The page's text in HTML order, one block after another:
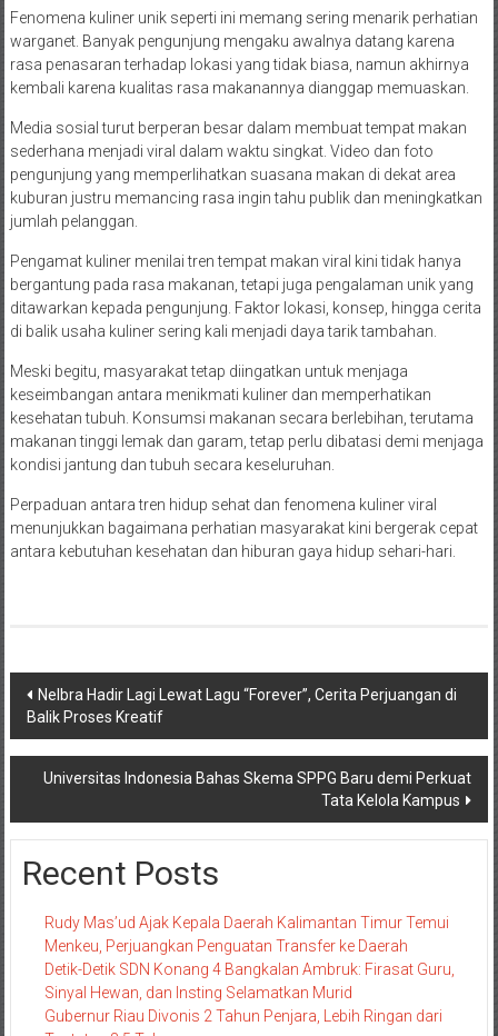
Fenomena kuliner unik seperti ini memang sering menarik perhatian
warganet. Banyak pengunjung mengaku awalnya datang karena
rasa penasaran terhadap lokasi yang tidak biasa, namun akhirnya
kembali karena kualitas rasa makanannya dianggap memuaskan.
Media sosial turut berperan besar dalam membuat tempat makan
sederhana menjadi viral dalam waktu singkat. Video dan foto
pengunjung yang memperlihatkan suasana makan di dekat area
kuburan justru memancing rasa ingin tahu publik dan meningkatkan
jumlah pelanggan.
Pengamat kuliner menilai tren tempat makan viral kini tidak hanya
bergantung pada rasa makanan, tetapi juga pengalaman unik yang
ditawarkan kepada pengunjung. Faktor lokasi, konsep, hingga cerita
di balik usaha kuliner sering kali menjadi daya tarik tambahan.
Meski begitu, masyarakat tetap diingatkan untuk menjaga
keseimbangan antara menikmati kuliner dan memperhatikan
kesehatan tubuh. Konsumsi makanan secara berlebihan, terutama
makanan tinggi lemak dan garam, tetap perlu dibatasi demi menjaga
kondisi jantung dan tubuh secara keseluruhan.
Perpaduan antara tren hidup sehat dan fenomena kuliner viral
menunjukkan bagaimana perhatian masyarakat kini bergerak cepat
antara kebutuhan kesehatan dan hiburan gaya hidup sehari-hari.
Navigasi
pos
Nelbra Hadir Lagi Lewat Lagu “Forever”, Cerita Perjuangan di
Balik Proses Kreatif
Universitas Indonesia Bahas Skema SPPG Baru demi Perkuat
Tata Kelola Kampus
Recent Posts
Rudy Mas’ud Ajak Kepala Daerah Kalimantan Timur Temui
Menkeu, Perjuangkan Penguatan Transfer ke Daerah
Detik-Detik SDN Konang 4 Bangkalan Ambruk: Firasat Guru,
Sinyal Hewan, dan Insting Selamatkan Murid
Gubernur Riau Divonis 2 Tahun Penjara, Lebih Ringan dari